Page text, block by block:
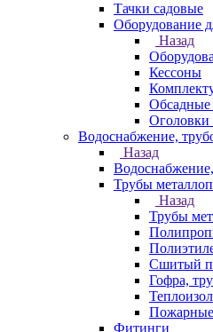
Тачки садовые
Оборудование
Назад
Кессоны
Обсадные
Оголовки
Водоснабжение,
Назад
Трубы
Назад
Трубы
Сшитый
Гофра,
Пожарные
Фитинги